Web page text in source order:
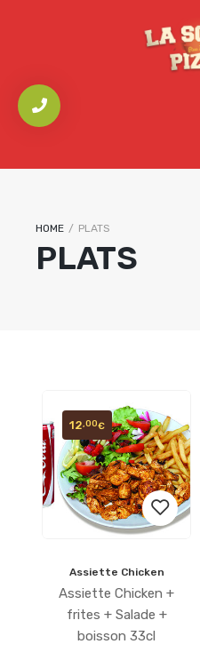
HOME / PLATS
PLATS
Ajouter
à la
Assiette Chicken
Assiette Chicken +
frites + Salade +
boisson 33cl
12,00€